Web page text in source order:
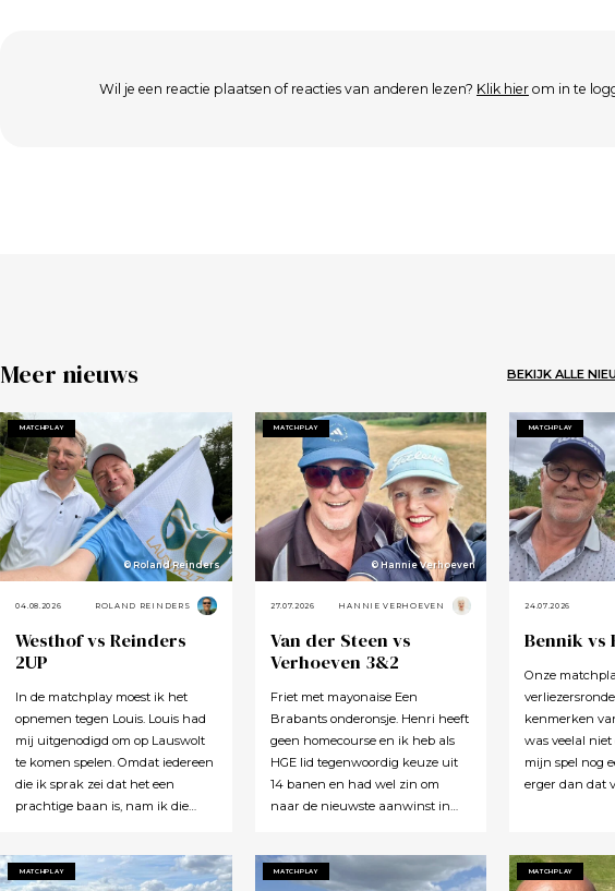
Wil je een reactie plaatsen of reacties van anderen lezen? Klik hier om in te
Meer nieuws BEKIJK ALLE
MATCHPLAY
© Roland Reinders
04.08.2026 ROLAND REINDERS
Westhof vs Reinders
2UP
In de matchplay moest ik het
opnemen tegen Louis. Louis had
mij uitgenodigd om op Lauswolt
te komen spelen. Omdat iedereen
die ik sprak zei dat het een
prachtige baan is, nam ik die
Lauswolt is best een stukkie
MATCHPLAY
© Hannie Verhoeven
27.07.2026 HANNIE VERHOEVEN
Van der Steen vs
Verhoeven 3&2
Friet met mayonaise Een
Brabants onderonsje. Henri heeft
geen homecourse en ik heb als
HGE lid tegenwoordig keuze uit
14 banen en had wel zin om
naar de nieuwste aanwinst in
dit nou de beste keuze was? Nog
MATCHPLAY
24.07.2026
Bennik vs
Onze
kenmerken
was veelal
mijn spel nog
erger dan dat
kon
MATCHPLAY MATCHPLAY MATCHPLAY